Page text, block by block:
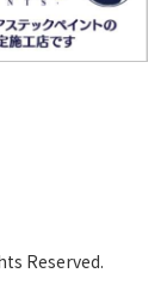
Reserved.